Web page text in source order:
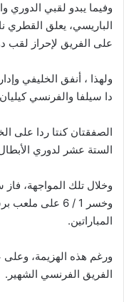
وفيما يبدو لقبي
الباريسي، يعلق القطري
على الفريق لإحراز لقب
ولهذا ، أنفق الخليفي
دا سيلفا والفرنسي كيليان
الصفقتان كنتا ردا على
الستة عشر لدوري
المباراتين.
ورغم هذه الهزيمة،
الفريق الفرنسي الشهير.